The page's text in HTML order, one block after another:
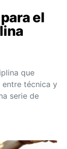
el
que
técnica y
serie de